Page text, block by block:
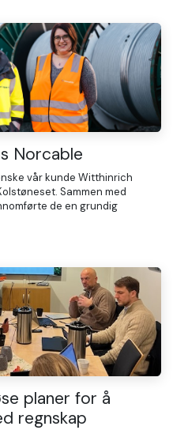
Norcable
vår kunde Witthinrich
Sammen med
de en grundig
planer for å
regnskap